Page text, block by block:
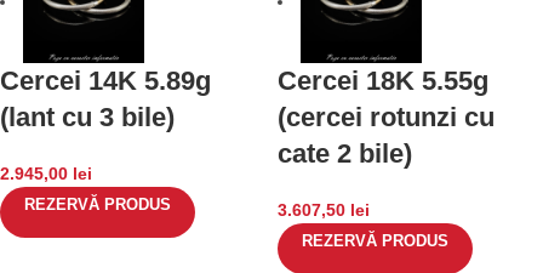
Cercei 14K 5.89g
(lant cu 3 bile)
2.945,00 lei
REZERVĂ PRODUS
Cercei 18K 5.55g
(cercei rotunzi cu
cate 2 bile)
3.607,50 lei
REZERVĂ PRODUS